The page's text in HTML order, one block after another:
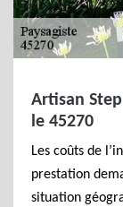
Artisan
le 45270
Les coûts de
prestation
situation